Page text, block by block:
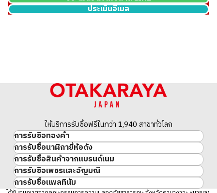
ประเมินอีเมล
ให้บริการรับซื้อฟรีในกว่า 1,940 สาขาทั่วโลก
การรับซื้อทองคำ
ทองคำ
ทองคำแท่ง
เหรียญทองคำ/เหรียญเงิน
ประวัติราคาทองคำ 10 ปี
การรับซื้อนาฬิกายี่ห้อดัง
นาฬิกาแบรนด์เนม
Rolex
Patek Philippe
การรับซื้อสินค้าจากแบรนด์เนม
สินค้าแบรนด์เนม
Cartier
การรับซื้อเพชรและอัญมณี
อัญมณี
การรับซื้อแพลทินัม